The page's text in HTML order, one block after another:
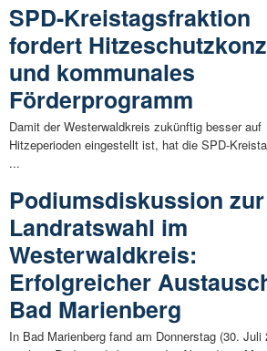
SPD-Kreistagsfraktion
fordert
und kommunales
Förderprogramm
Damit der Westerwaldkreis zukünftig besser auf
Hitzeperioden eingestellt ist, hat die SPD-
...
Podiumsdiskussion zur
Landratswahl im
Westerwaldkreis:
Erfolgreicher
Bad Marienberg
In Bad Marienberg fand am Donnerstag (30. Juli